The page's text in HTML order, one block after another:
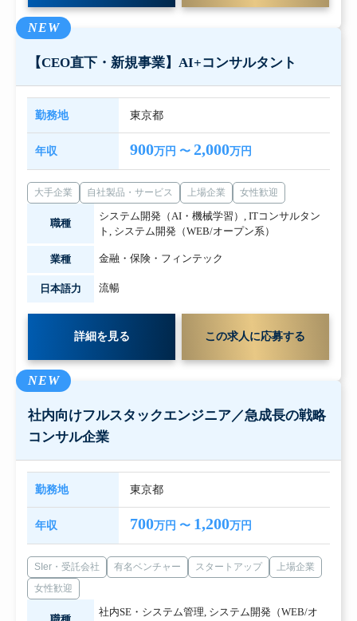
NEW
【CEO直下・新規事業】AI+コンサルタント
勤務地 東京都
年収 900万円 〜2,000万円
大手企業 自社製品・サービス 上場企業 女性歓迎
職種
システム開発（AI・機械学習） , ITコンサルタン
ト , システム開発（WEB/オープン系）
業種 金融・保険・フィンテック
日本語力 流暢
詳細を見る この求人に応募する
NEW
社内向けフルスタックエンジニア／急成長の戦略
コンサル企業
勤務地 東京都
年収 700万円 〜 1,200万円
SIer・受託会社 有名ベンチャー スタートアップ
上場企業
女性歓迎
社内SE・システム管理, システム開発（WEB/オ